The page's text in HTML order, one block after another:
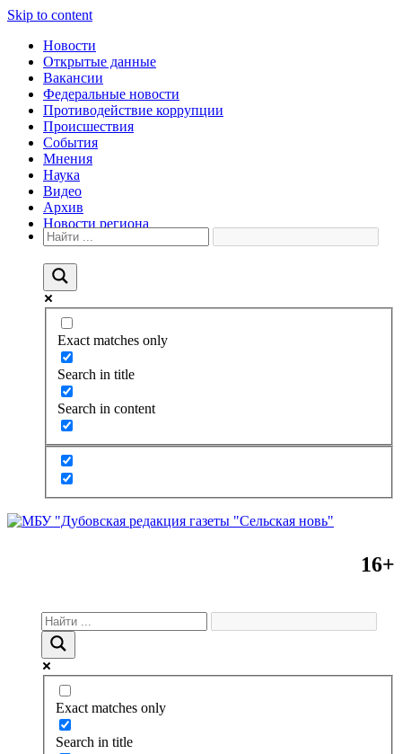
Skip to content
Новости
Открытые данные
Вакансии
Федеральные новости
Противодействие коррупции
Происшествия
События
Мнения
Наука
Видео
Архив
Новости региона
Exact matches only
Search in title
Search in content
16+
Exact matches only
Search in title